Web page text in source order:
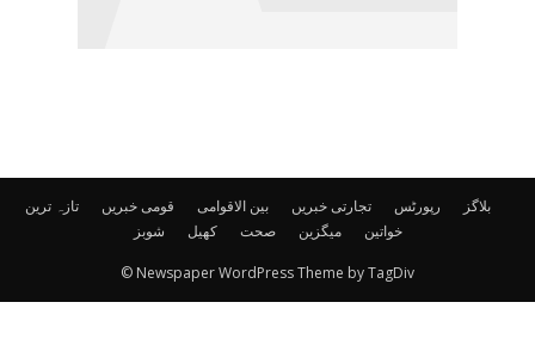
تازہ ترین قومی خبریں بین الاقوامی تجارتی خبریں رپورٹس
بلاگز
شوبز
کھیل صحت میگزین خواتین
© Newspaper WordPress Theme by TagDiv